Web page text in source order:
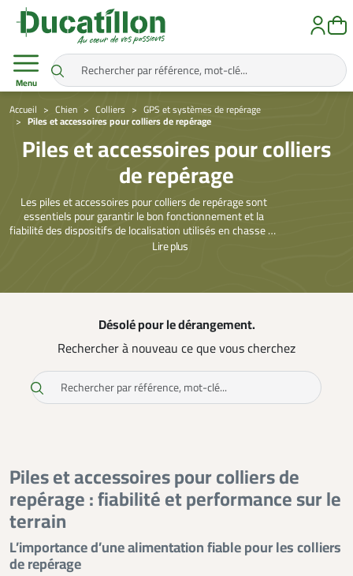
Menu
Accueil Chien Colliers GPS et systèmes de repérage
Piles et accessoires pour colliers de repérage
Piles et accessoires pour colliers
de repérage
Les piles et accessoires pour colliers de repérage sont
essentiels pour garantir le bon fonctionnement et la
fiabilité des dispositifs de localisation utilisés en chasse et
en suivi canin. Une alimentation adaptée permet
chasseur, en évitant les pannes imprévues sur le terrain.
Qu’il s’agisse de piles spécifiques, de batteries
rechargeables, de chargeurs ou de pièces de
remplacement, chaque élément joue un rôle clé dans la
performance globale du collier. Utiliser des accessoires
compatibles et de qualité permet de prolonger la durée de
vie du matériel et d’en préserver l’étanchéité.
Lireplus
Désolé pour le dérangement.
Rechercher à nouveau ce que vous cherchez
Piles et accessoires pour colliers de
repérage : fiabilité et performance sur le
terrain
L’importance d’une alimentation fiable pour les colliers
de repérage